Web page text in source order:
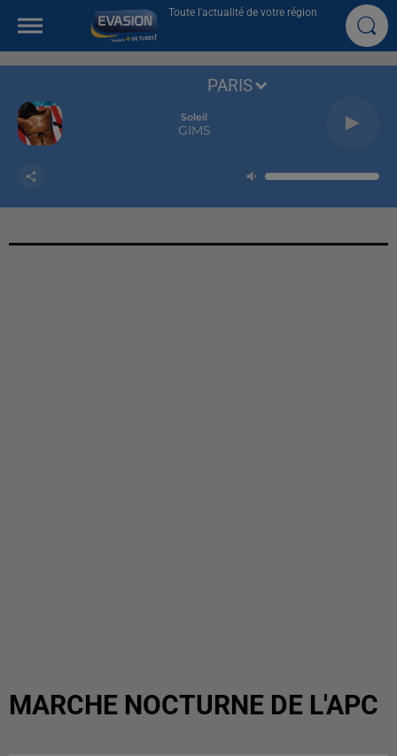
Toute l'actualité de votre région
Soleil
GIMS
PARIS
MARCHE NOCTURNE DE L'APC